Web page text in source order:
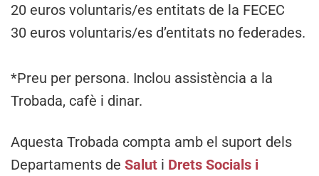
20 euros voluntaris/es entitats de la FECEC
30 euros voluntaris/es d’entitats no federades.
*Preu per persona. Inclou assistència a la
Trobada, cafè i dinar.
Aquesta Trobada compta amb el suport dels
Departaments de Salut i Drets Socials i